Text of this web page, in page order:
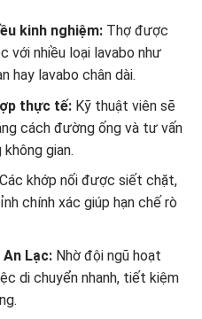
kinh nghiệm:Thợ được
với nhiều loại lavabo như
hay lavabo chân dài.
thực tế:Kỹ thuật viên sẽ
cách đường ống và tư vấn
gian.
khớp nối được siết chặt,
chính xác giúp hạn chế rò
Lạc:Nhờ đội ngũ hoạt
di chuyển nhanh, tiết kiệm